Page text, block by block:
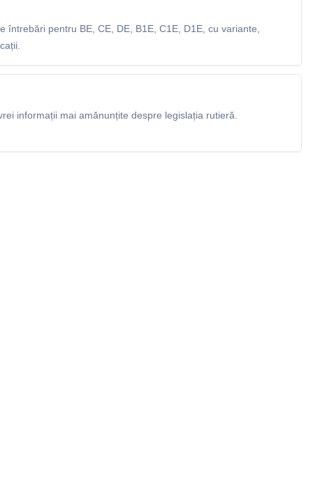
întrebări pentru BE, CE, DE, B1E, C1E, D1E, cu variante,
informații mai amănunțite despre legislația rutieră.